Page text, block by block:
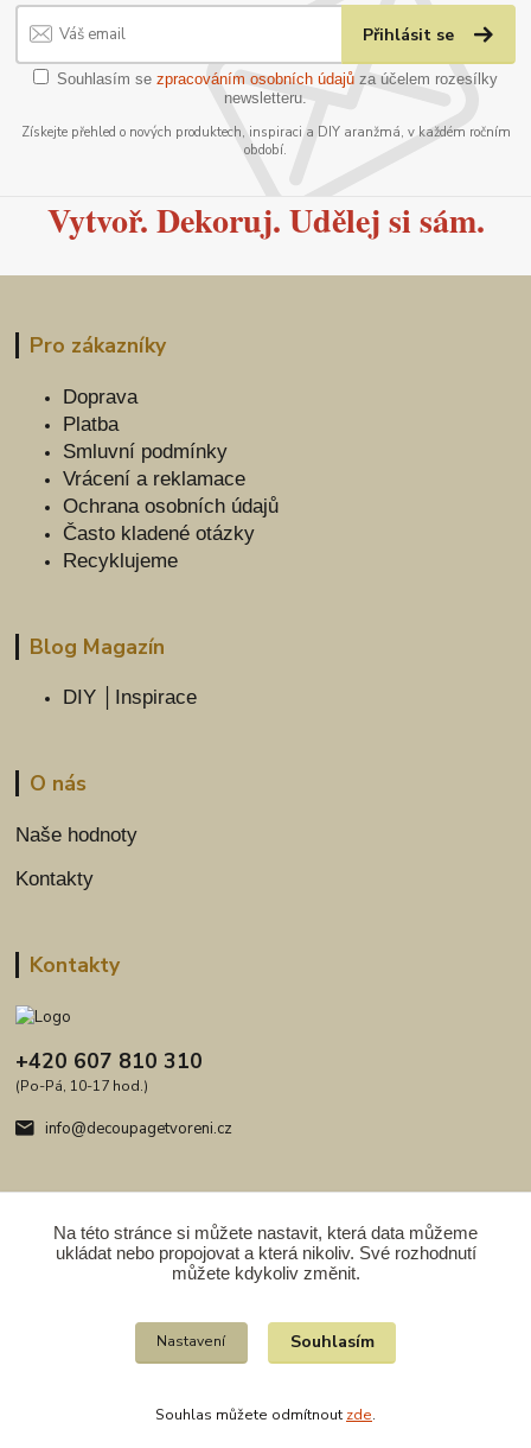
Přihlásit se
Souhlasím se zpracováním osobních údajů za účelem rozesílky
newsletteru.
Získejte přehled o nových produktech, inspiraci a DIY aranžmá, v každém ročním
období.
Vytvoř. Dekoruj. Udělej si sám.
Pro zákazníky
Doprava
Platba
Smluvní podmínky
Vrácení a reklamace
Ochrana osobních údajů
Často kladené otázky
Recyklujeme
Blog Magazín
DIY │Inspirace
O nás
Naše hodnoty
Kontakty
Kontakty
+420 607 810 310
(Po-Pá, 10-17 hod.)
info@decoupagetvoreni.cz
Upravit sběr cookies.
Copyright 2009 - 2026. Obsah serveru je chráněn autorským právem.
autora. Ozvěte se ke spolupráci.
Na této stránce si můžete nastavit, která data můžeme
ukládat nebo propojovat a která nikoliv. Své rozhodnutí
můžete kdykoliv změnit.
Nastavení Souhlasím
Souhlas můžete odmítnout zde.